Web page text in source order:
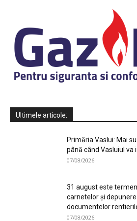
Ultimele articole:
Primăria Vaslui: Mai
până când Vasluiul va
07/08/2026
31 august este
carnetelor și
documentelor
07/08/2026